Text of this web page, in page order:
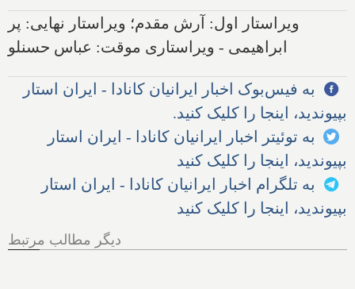
ویراستار اول: آرش مقدم؛ ویراستار نهایی: پر
ابراهیمی - ویراستاری موقت: عباس حسنلو
به فیس‌بوک اخبار ایرانیان کانادا - ایران استار
بپیوندید، اینجا را کلیک کنید.
به توئیتر اخبار ایرانیان کانادا - ایران استار
بپیوندید، اینجا را کلیک کنید
به تلگرام اخبار ایرانیان کانادا - ایران استار
بپیوندید، اینجا را کلیک کنید
دیگر مطالب مرتبط